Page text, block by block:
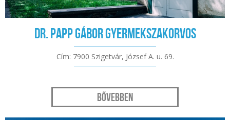
Dr. Papp Gábor gyermekszakorvos
Cím: 7900 Szigetvár, József A. u. 69.
Bővebben